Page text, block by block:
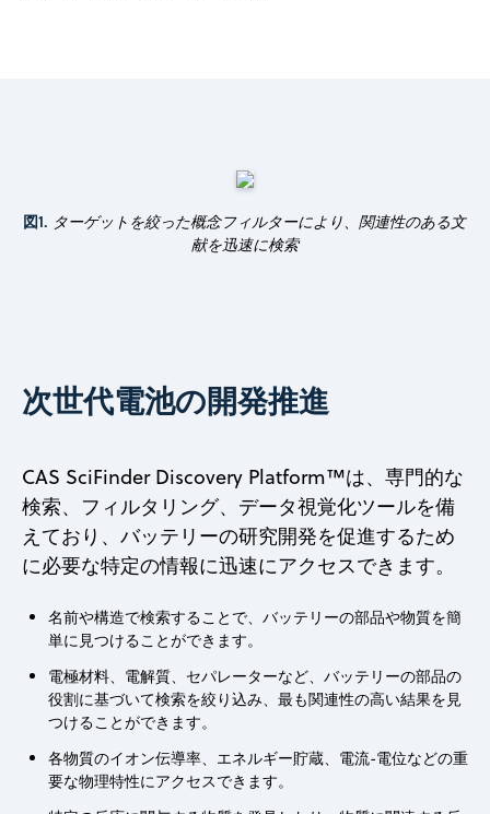
図1. ターゲットを絞った概念フィルターにより、関連性のある文
献を迅速に検索
次世代電池の開発推進
CAS SciFinder Discovery Platform™は、専門的な
検索、フィルタリング、データ視覚化ツールを備
えており、バッテリーの研究開発を促進するため
に必要な特定の情報に迅速にアクセスできます。
名前や構造で検索することで、バッテリーの部品や物質を簡
単に見つけることができます。
電極材料、電解質、セパレーターなど、バッテリーの部品の
役割に基づいて検索を絞り込み、最も関連性の高い結果を見
つけることができます。
各物質のイオン伝導率、エネルギー貯蔵、電流-電位などの重
要な物理特性にアクセスできます。